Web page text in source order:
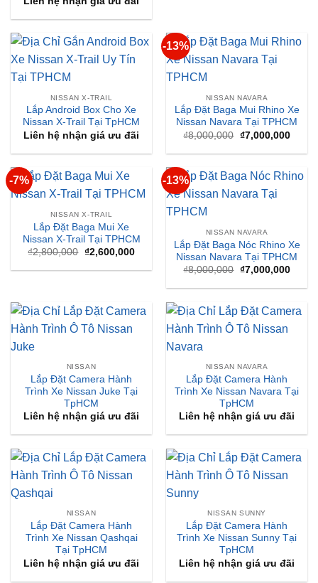
NISSAN X-TRAIL
Lắp Android Box Cho Xe
Nissan X-Trail Tại TpHCM
Liên hệ nhận giá ưu đãi
-13%
NISSAN NAVARA
Lắp Đặt Baga Mui Rhino Xe
Nissan Navara Tại TPHCM
₫8,000,000 Giá
là:
₫7,000,000Giá
tại
-7%
NISSAN X-TRAIL
Lắp Đặt Baga Mui Xe
Nissan X-Trail Tại TPHCM
₫2,800,000 Giá
là:
₫2,600,000Giá
tại
₫2,600,000.
-13%
NISSAN NAVARA
Lắp Đặt Baga Nóc Rhino Xe
Nissan Navara Tại TPHCM
₫8,000,000 Giá
là:
₫7,000,000Giá
tại
NISSAN
Lắp Đặt Camera Hành
Trình Xe Nissan Juke Tại
TpHCM
Liên hệ nhận giá ưu đãi
NISSAN NAVARA
Lắp Đặt Camera Hành
Trình Xe Nissan Navara Tại
TpHCM
Liên hệ nhận giá ưu đãi
NISSAN
Lắp Đặt Camera Hành
Trình Xe Nissan Qashqai
Tại TpHCM
Liên hệ nhận giá ưu đãi
NISSAN SUNNY
Lắp Đặt Camera Hành
Trình Xe Nissan Sunny Tại
TpHCM
Liên hệ nhận giá ưu đãi